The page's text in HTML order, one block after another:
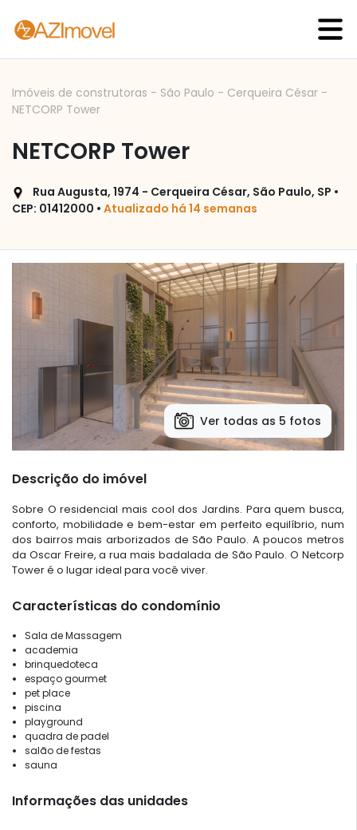
Imóveis de construtoras - São Paulo - Cerqueira César -
NETCORP Tower
NETCORP Tower
Rua Augusta, 1974 - Cerqueira César, São Paulo, SP •
CEP: 01412000 • Atualizado há 14 semanas
Ver todas as 5 fotos
Descrição do imóvel
Sobre O residencial mais cool dos Jardins. Para quem busca,
conforto, mobilidade e bem-estar em perfeito equilíbrio, num
dos bairros mais arborizados de São Paulo. A poucos metros
da Oscar Freire, a rua mais badalada de São Paulo. O Netcorp
Tower é o lugar ideal para você viver.
Características do condomínio
Sala de Massagem
academia
brinquedoteca
espaço gourmet
pet place
piscina
playground
quadra de padel
salão de festas
sauna
Informações das unidades